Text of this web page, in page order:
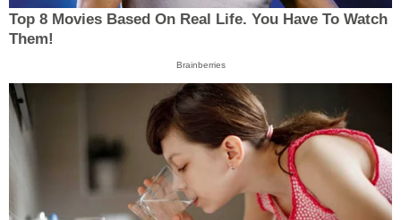
Top 8 Movies Based On Real Life. You Have To Watch
Them!
Brainberries